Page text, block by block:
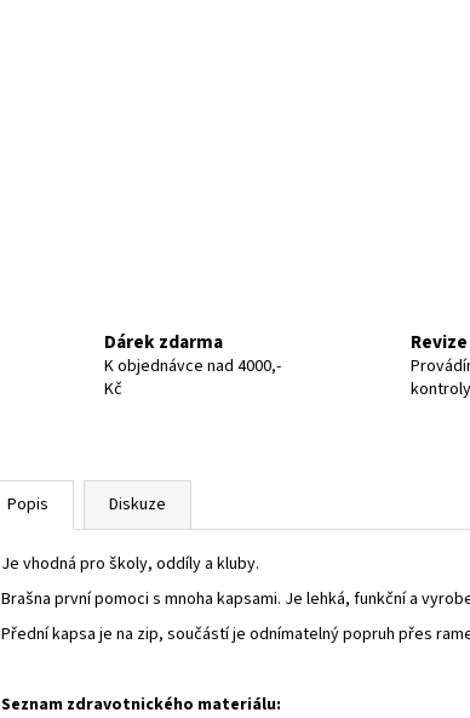
Dárek zdarma
K objednávce nad 4000,-
Kč
Popis Diskuze
Je vhodná pro školy, oddíly a kluby.
Brašna první pomoci s mnoha kapsami. Je lehká, funkční a
Přední kapsa je na zip, součástí je odnímatelný popruh přes
Seznam zdravotnického materiálu: